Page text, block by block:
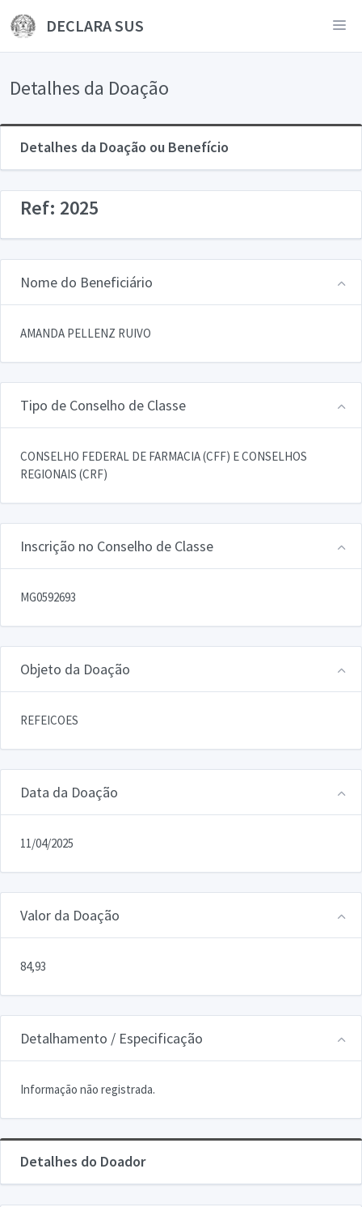
DECLARA SUS
Detalhes da Doação
Detalhes da Doação ou Benefício
Ref: 2025
Nome do Beneficiário
AMANDA PELLENZ RUIVO
Tipo de Conselho de Classe
CONSELHO FEDERAL DE FARMACIA (CFF) E CONSELHOS
REGIONAIS (CRF)
Inscrição no Conselho de Classe
MG0592693
Objeto da Doação
REFEICOES
Data da Doação
11/04/2025
Valor da Doação
84,93
Detalhamento / Especificação
Informação não registrada.
Detalhes do Doador